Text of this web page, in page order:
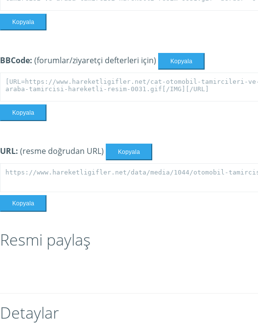
Kopyala
BBCode: (forumlar/ziyaretçi defterleri için) Kopyala
Kopyala
URL: (resme doğrudan URL) Kopyala
Kopyala
Resmi paylaş
Detaylar